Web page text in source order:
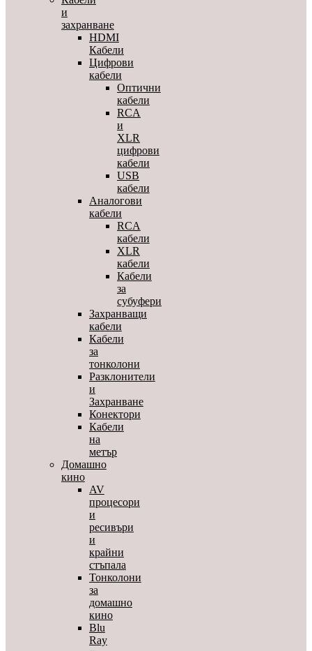
и
захранване
HDMI
Кабели
Цифрови
кабели
Оптични
кабели
RCA
и
XLR
цифрови
кабели
USB
кабели
Аналогови
кабели
RCA
кабели
XLR
кабели
Кабели
за
субуфери
Захранващи
кабели
Кабели
за
тонколони
Разклонители
и
Захранване
Конектори
Кабели
на
метър
Домашно
кино
AV
процесори
и
ресивъри
и
крайни
стъпала
Тонколони
за
домашно
кино
Blu
Ray